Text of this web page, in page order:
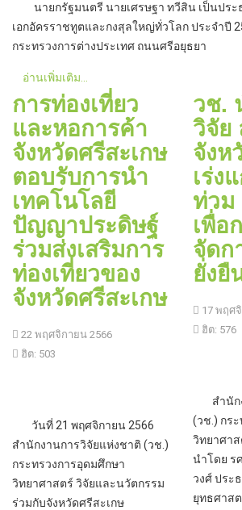
นายกรัฐมนตรี นายเศรษฐา ทวีสิน เป็นประ
เอกอัครราชทูตและกงสุลใหญ่ทั่วโลก ประจำปี
กระทรวงการต่างประเทศ ถนนศรีอยุธยา
อ่านเพิ่มเติม...
การท่องเที่ยว
และหอการค้า
จังหวัดศรีสะเกษ
ตอบรับการนำ
เทคโนโลยี
ปัญญาประดิษฐ์
ร่วมส่งเสริมการ
ท่องเที่ยวของ
จังหวัดศรีสะเกษ
22 พฤศจิกายน 2566
ฮิต: 503
วันที่ 21 พฤศจิกายน 2566
สำนักงานการวิจัยแห่งชาติ (วช.)
กระทรวงการอุดมศึกษา
วิทยาศาสตร์ วิจัยและนวัตกรรม
ร่วมกับจังหวัดศรีสะเกษ
วช.
วิจัย
จัง
เร่ง
ท่วม
เพื่อ
จัดก
ยั่งยื
17 พฤศ
ฮิต: 576
สำนักง
(วช.) กร
วิทยาศา
นำโดย ร
วงศ์ ประ
ยุทธศาส